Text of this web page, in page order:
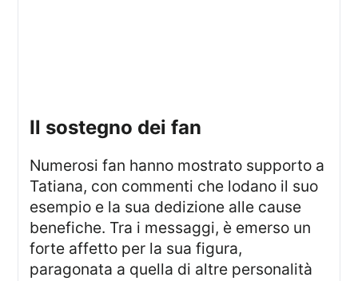
il sostegno dei fan
Numerosi fan hanno mostrato supporto a
Tatiana, con commenti che lodano il suo
esempio e la sua dedizione alle cause
benefiche. Tra i messaggi, è emerso un
forte affetto per la sua figura,
paragonata a quella di altre personalità